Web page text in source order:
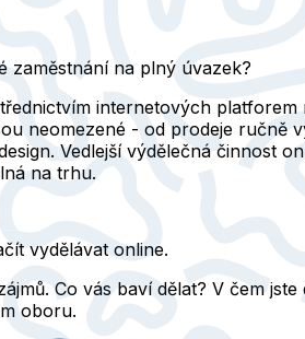
zaměstnání na plný úvazek?
internetových
neomezené - od prodeje ručně
Vedlejší výdělečná činnost
na trhu.
vydělávat online.
Co vás baví dělat? V čem
oboru.